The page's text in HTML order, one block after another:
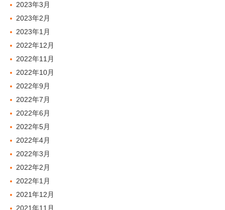
2023年3月
2023年2月
2023年1月
2022年12月
2022年11月
2022年10月
2022年9月
2022年7月
2022年6月
2022年5月
2022年4月
2022年3月
2022年2月
2022年1月
2021年12月
2021年11月